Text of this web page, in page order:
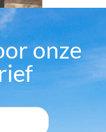
onze